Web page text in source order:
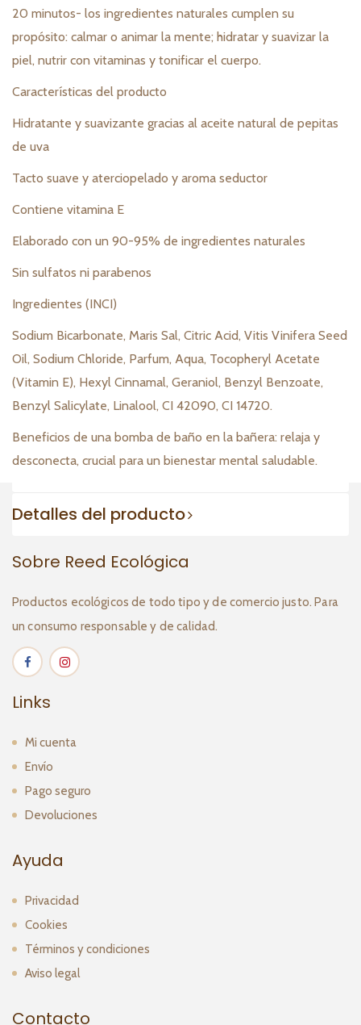
20 minutos- los ingredientes naturales cumplen su
propósito: calmar o animar la mente; hidratar y suavizar la
piel, nutrir con vitaminas y tonificar el cuerpo.
Características del producto
Hidratante y suavizante gracias al aceite natural de pepitas
de uva
Tacto suave y aterciopelado y aroma seductor
Contiene vitamina E
Elaborado con un 90-95% de ingredientes naturales
Sin sulfatos ni parabenos
Ingredientes (INCI)
Sodium Bicarbonate, Maris Sal, Citric Acid, Vitis Vinifera Seed
Oil, Sodium Chloride, Parfum, Aqua, Tocopheryl Acetate
(Vitamin E), Hexyl Cinnamal, Geraniol, Benzyl Benzoate,
Benzyl Salicylate, Linalool, CI 42090, CI 14720.
Beneficios de una bomba de baño en la bañera: relaja y
desconecta, crucial para un bienestar mental saludable.
Detalles del producto
Sobre Reed Ecológica
Productos ecológicos de todo tipo y de comercio justo. Para
un consumo responsable y de calidad.
Links
Mi cuenta
Envío
Pago seguro
Devoluciones
Ayuda
Privacidad
Cookies
Términos y condiciones
Aviso legal
Contacto